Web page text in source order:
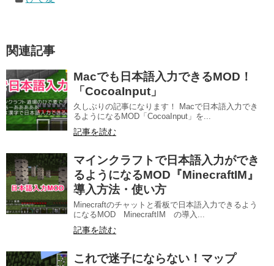
関連記事
Macでも日本語入力できるMOD！
「CocoaInput」
久しぶりの記事になります！ Macで日本語入力でき
るようになるMOD「CocoaInput」を...
記事を読む
マインクラフトで日本語入力ができ
るようになるMOD『MinecraftIM』
導入方法・使い方
Minecraftのチャットと看板で日本語入力できるよう
になるMOD MinecraftIM の導入...
記事を読む
これで迷子にならない！マップ